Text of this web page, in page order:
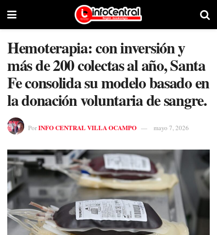
Hemoterapia: con inversión y
más de 200 colectas al año, Santa
Fe consolida su modelo basado en
la donación voluntaria de sangre.
PorINFO CENTRAL VILLA OCAMPO mayo 7, 2026